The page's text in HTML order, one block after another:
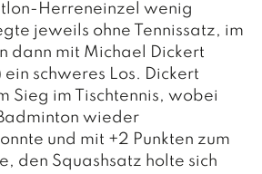
Herreneinzel wenig
jeweils ohne Tennissatz, im
dann mit Michael Dickert
schweres Los. Dickert
Sieg im Tischtennis, wobei
wieder
und mit +2 Punkten zum
den Squashsatz holte sich